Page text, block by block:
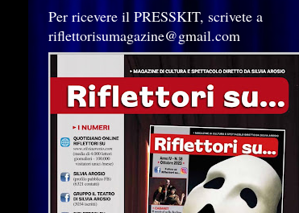
Per ricevere il PRESSKIT, scrivete a
riflettorisumagazine@gmail.com